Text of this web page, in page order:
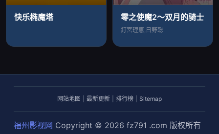
快乐椭魔塔 零之使魔2～双月的骑士
釘宮理恵,日野聡
网站地图 最新更新 排行榜 Sitemap
福州影视网 Copyright © 2026 fz791 .com 版权所有